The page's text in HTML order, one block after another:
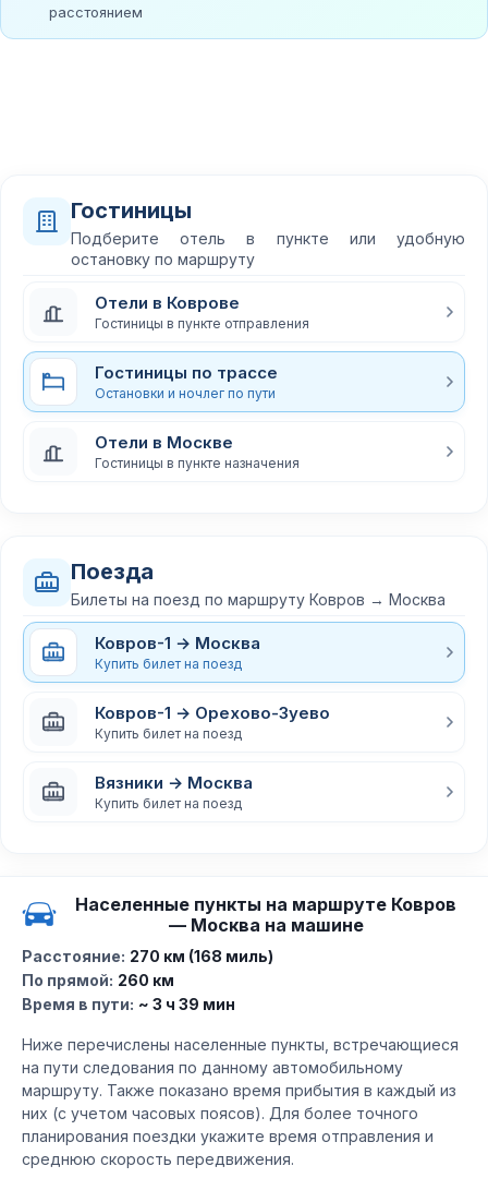
расстоянием
Гостиницы
Подберите отель в пункте или удобную
остановку по маршруту
Отели в Коврове
Гостиницы в пункте отправления
Гостиницы по трассе
Остановки и ночлег по пути
Отели в Москве
Гостиницы в пункте назначения
Поезда
Билеты на поезд по маршруту Ковров → Москва
Ковров-1 → Москва
Купить билет на поезд
Ковров-1 → Орехово-Зуево
Купить билет на поезд
Вязники → Москва
Купить билет на поезд
Населенные пункты на маршруте Ковров
— Москва на машине
Расстояние: 270 км (168 миль)
По прямой: 260 км
Время в пути: ~ 3 ч 39 мин
Ниже перечислены населенные пункты, встречающиеся
на пути следования по данному автомобильному
маршруту. Также показано время прибытия в каждый из
них (с учетом часовых поясов). Для более точного
планирования поездки укажите время отправления и
среднюю скорость передвижения.